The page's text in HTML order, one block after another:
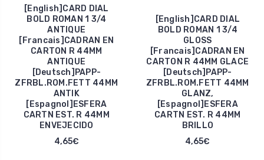
[English]CARD DIAL
BOLD ROMAN 1 3/4
ANTIQUE
[Francais]CADRAN EN
CARTON R 44MM
ANTIQUE
[Deutsch]PAPP-
ZFRBL.ROM.FETT 44MM
ANTIK
[Espagnol]ESFERA
CARTN EST. R 44MM
ENVEJECIDO
4,65€
[English]CARD DIAL
BOLD ROMAN 1 3/4
GLOSS
[Francais]CADRAN EN
CARTON R 44MM GLACE
[Deutsch]PAPP-
ZFRBL.ROM.FETT 44MM
GLANZ,
[Espagnol]ESFERA
CARTN EST. R 44MM
BRILLO
4,65€